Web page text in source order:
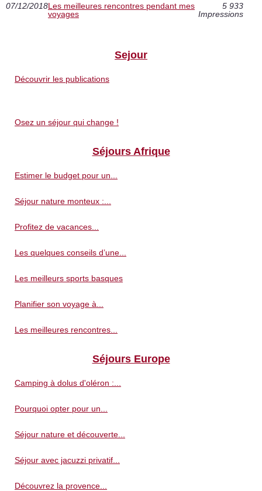
07/12/2018Les meilleures rencontres pendant mes
voyages
5 933
Impressions
Sejour
Découvrir les publications
Osez un séjour qui change !
Séjours Afrique
Estimer le budget pour un...
Séjour nature monteux :...
Profitez de vacances...
Les quelques conseils d’une...
Les meilleurs sports basques
Planifier son voyage à...
Les meilleures rencontres...
Séjours Europe
Camping à dolus d'oléron :...
Pourquoi opter pour un...
Séjour nature et découverte...
Séjour avec jacuzzi privatif...
Découvrez la provence...